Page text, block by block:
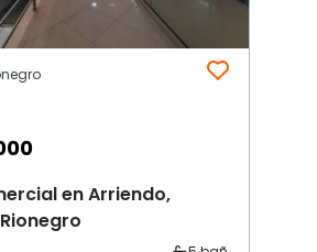
en Arriendo,